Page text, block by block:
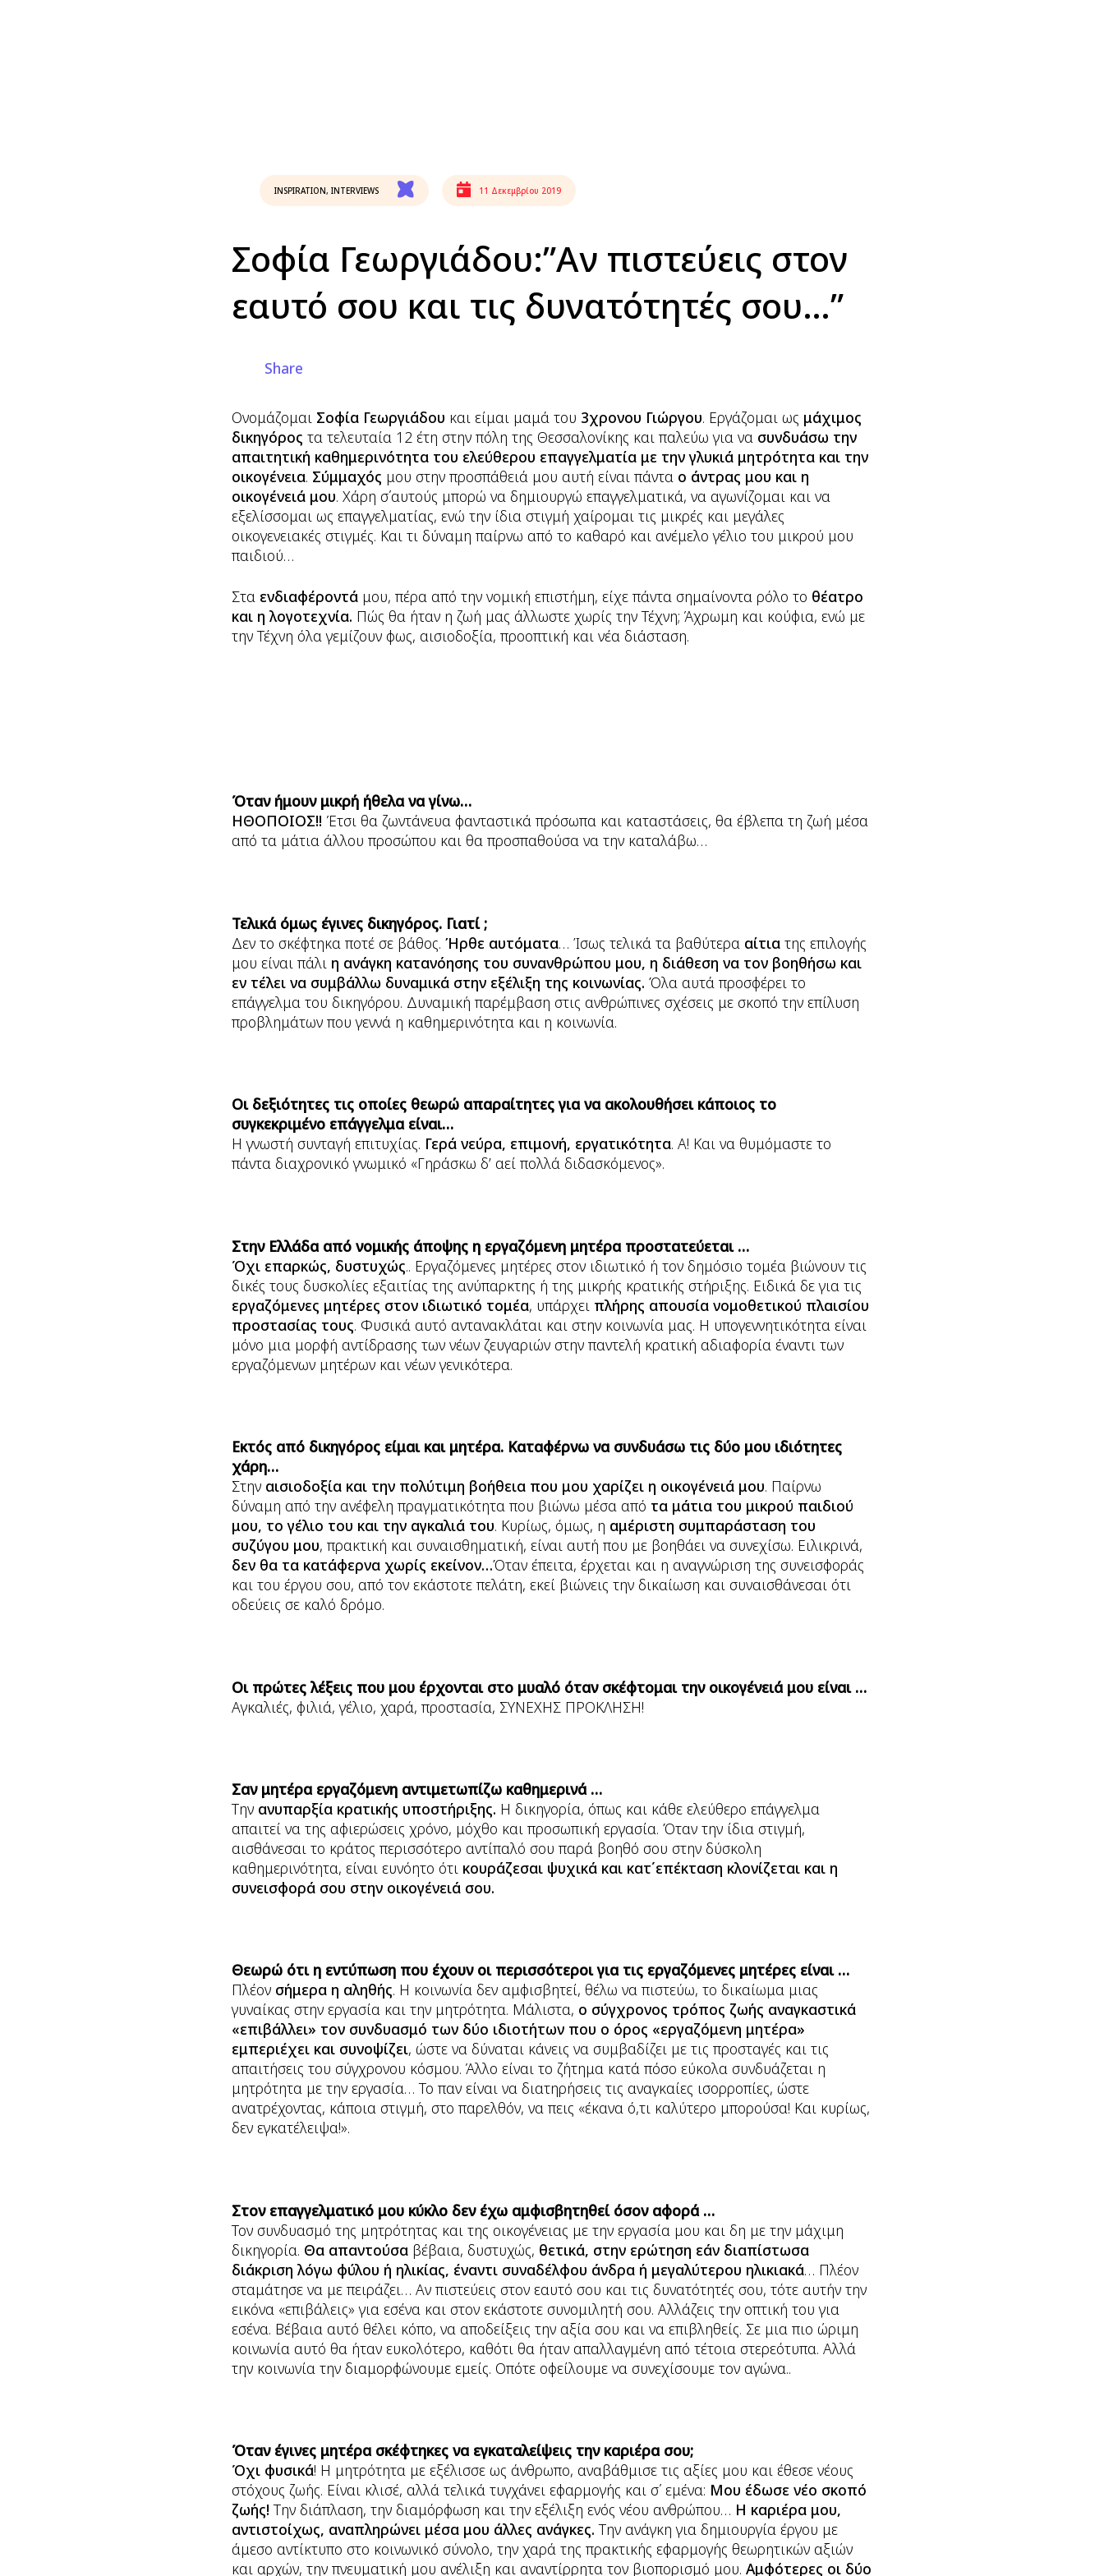
INSPIRATION, INTERVIEWS 11 Δεκεμβρίου 2019
Σοφία Γεωργιάδου:”Αν πιστεύεις στον
εαυτό σου και τις δυνατότητές σου…”
Share
Ονομάζομαι Σοφία Γεωργιάδου και είμαι μαμά του 3χρονου Γιώργου. Εργάζομαι ως μάχιμος
δικηγόρος τα τελευταία 12 έτη στην πόλη της Θεσσαλονίκης και παλεύω για να συνδυάσω την
απαιτητική καθημερινότητα του ελεύθερου επαγγελματία με την γλυκιά μητρότητα και την
οικογένεια. Σύμμαχός μου στην προσπάθειά μου αυτή είναι πάντα ο άντρας μου και η
οικογένειά μου. Χάρη σ΄αυτούς μπορώ να δημιουργώ επαγγελματικά, να αγωνίζομαι και να
εξελίσσομαι ως επαγγελματίας, ενώ την ίδια στιγμή χαίρομαι τις μικρές και μεγάλες
οικογενειακές στιγμές. Και τι δύναμη παίρνω από το καθαρό και ανέμελο γέλιο του μικρού μου
παιδιού…
Στα ενδιαφέροντά μου, πέρα από την νομική επιστήμη, είχε πάντα σημαίνοντα ρόλο το θέατρο
και η λογοτεχνία. Πώς θα ήταν η ζωή μας άλλωστε χωρίς την Τέχνη; Άχρωμη και κούφια, ενώ με
την Τέχνη όλα γεμίζουν φως, αισιοδοξία, προοπτική και νέα διάσταση.
Όταν ήμουν μικρή ήθελα να γίνω…
ΗΘΟΠΟΙΟΣ!! Έτσι θα ζωντάνευα φανταστικά πρόσωπα και καταστάσεις, θα έβλεπα τη ζωή μέσα
από τα μάτια άλλου προσώπου και θα προσπαθούσα να την καταλάβω…
Τελικά όμως έγινες δικηγόρος. Γιατί ;
Δεν το σκέφτηκα ποτέ σε βάθος.Ήρθε αυτόματα… Ίσως τελικά τα βαθύτερα αίτια της επιλογής
μου είναι πάλι η ανάγκη κατανόησης του συνανθρώπου μου, η διάθεση να τον βοηθήσω και
εν τέλει να συμβάλλω δυναμικά στην εξέλιξη της κοινωνίας. Όλα αυτά προσφέρει το
επάγγελμα του δικηγόρου. Δυναμική παρέμβαση στις ανθρώπινες σχέσεις με σκοπό την επίλυση
προβλημάτων που γεννά η καθημερινότητα και η κοινωνία.
Οι δεξιότητες τις οποίες θεωρώ απαραίτητες για να ακολουθήσει κάποιος το
συγκεκριμένο επάγγελμα είναι…
Η γνωστή συνταγή επιτυχίας. Γερά νεύρα, επιμονή, εργατικότητα. Α! Και να θυμόμαστε το
πάντα διαχρονικό γνωμικό «Γηράσκω δ’ αεί πολλά διδασκόμενος».
Στην Ελλάδα από νομικής άποψης η εργαζόμενη μητέρα προστατεύεται …
Όχι επαρκώς, δυστυχώς.. Εργαζόμενες μητέρες στον ιδιωτικό ή τον δημόσιο τομέα βιώνουν τις
δικές τους δυσκολίες εξαιτίας της ανύπαρκτης ή της μικρής κρατικής στήριξης. Ειδικά δε για τις
εργαζόμενες μητέρες στον ιδιωτικό τομέα, υπάρχει πλήρης απουσία νομοθετικού πλαισίου
προστασίας τους. Φυσικά αυτό αντανακλάται και στην κοινωνία μας. Η υπογεννητικότητα είναι
μόνο μια μορφή αντίδρασης των νέων ζευγαριών στην παντελή κρατική αδιαφορία έναντι των
εργαζόμενων μητέρων και νέων γενικότερα.
Εκτός από δικηγόρος είμαι και μητέρα. Καταφέρνω να συνδυάσω τις δύο μου ιδιότητες
χάρη…
Στην αισιοδοξία και την πολύτιμη βοήθεια που μου χαρίζει η οικογένειά μου. Παίρνω
δύναμη από την ανέφελη πραγματικότητα που βιώνω μέσα από τα μάτια του μικρού παιδιού
μου, το γέλιο του και την αγκαλιά του. Κυρίως, όμως, η αμέριστη συμπαράσταση του
συζύγου μου, πρακτική και συναισθηματική, είναι αυτή που με βοηθάει να συνεχίσω. Ειλικρινά,
δεν θα τα κατάφερνα χωρίς εκείνον…Όταν έπειτα, έρχεται και η αναγνώριση της συνεισφοράς
και του έργου σου, από τον εκάστοτε πελάτη, εκεί βιώνεις την δικαίωση και συναισθάνεσαι ότι
οδεύεις σε καλό δρόμο.
Οι πρώτες λέξεις που μου έρχονται στο μυαλό όταν σκέφτομαι την οικογένειά μου είναι …
Αγκαλιές, φιλιά, γέλιο, χαρά, προστασία, ΣΥΝΕΧΗΣ ΠΡΟΚΛΗΣΗ!
Σαν μητέρα εργαζόμενη αντιμετωπίζω καθημερινά …
Την ανυπαρξία κρατικής υποστήριξης. Η δικηγορία, όπως και κάθε ελεύθερο επάγγελμα
απαιτεί να της αφιερώσεις χρόνο, μόχθο και προσωπική εργασία. Όταν την ίδια στιγμή,
αισθάνεσαι το κράτος περισσότερο αντίπαλό σου παρά βοηθό σου στην δύσκολη
καθημερινότητα, είναι ευνόητο ότι κουράζεσαι ψυχικά και κατ΄επέκταση κλονίζεται και η
συνεισφορά σου στην οικογένειά σου.
Θεωρώ ότι η εντύπωση που έχουν οι περισσότεροι για τις εργαζόμενες μητέρες είναι …
Πλέον σήμερα η αληθής. Η κοινωνία δεν αμφισβητεί, θέλω να πιστεύω, το δικαίωμα μιας
γυναίκας στην εργασία και την μητρότητα. Μάλιστα, ο σύγχρονος τρόπος ζωής αναγκαστικά
«επιβάλλει» τον συνδυασμό των δύο ιδιοτήτων που ο όρος «εργαζόμενη μητέρα»
εμπεριέχει και συνοψίζει, ώστε να δύναται κάνεις να συμβαδίζει με τις προσταγές και τις
απαιτήσεις του σύγχρονου κόσμου. Άλλο είναι το ζήτημα κατά πόσο εύκολα συνδυάζεται η
μητρότητα με την εργασία… Το παν είναι να διατηρήσεις τις αναγκαίες ισορροπίες, ώστε
ανατρέχοντας, κάποια στιγμή, στο παρελθόν, να πεις «έκανα ό,τι καλύτερο μπορούσα! Και κυρίως,
δεν εγκατέλειψα!».
Στον επαγγελματικό μου κύκλο δεν έχω αμφισβητηθεί όσον αφορά …
Τον συνδυασμό της μητρότητας και της οικογένειας με την εργασία μου και δη με την μάχιμη
δικηγορία. Θα απαντούσα βέβαια, δυστυχώς, θετικά, στην ερώτηση εάν διαπίστωσα
διάκριση λόγω φύλου ή ηλικίας, έναντι συναδέλφου άνδρα ή μεγαλύτερου ηλικιακά… Πλέον
σταμάτησε να με πειράζει… Αν πιστεύεις στον εαυτό σου και τις δυνατότητές σου, τότε αυτήν την
εικόνα «επιβάλεις» για εσένα και στον εκάστοτε συνομιλητή σου. Αλλάζεις την οπτική του για
εσένα. Βέβαια αυτό θέλει κόπο, να αποδείξεις την αξία σου και να επιβληθείς. Σε μια πιο ώριμη
κοινωνία αυτό θα ήταν ευκολότερο, καθότι θα ήταν απαλλαγμένη από τέτοια στερεότυπα. Αλλά
την κοινωνία την διαμορφώνουμε εμείς. Οπότε οφείλουμε να συνεχίσουμε τον αγώνα..
Όταν έγινες μητέρα σκέφτηκες να εγκαταλείψεις την καριέρα σου;
Όχι φυσικά! Η μητρότητα με εξέλισσε ως άνθρωπο, αναβάθμισε τις αξίες μου και έθεσε νέους
στόχους ζωής. Είναι κλισέ, αλλά τελικά τυγχάνει εφαρμογής και σ΄ εμένα: Μου έδωσε νέο σκοπό
ζωής! Την διάπλαση, την διαμόρφωση και την εξέλιξη ενός νέου ανθρώπου… Η καριέρα μου,
αντιστοίχως, αναπληρώνει μέσα μου άλλες ανάγκες. Την ανάγκη για δημιουργία έργου με
άμεσο αντίκτυπο στο κοινωνικό σύνολο, την χαρά της πρακτικής εφαρμογής θεωρητικών αξιών
και αρχών, την πνευματική μου ανέλιξη και αναντίρρητα τον βιοπορισμό μου.Αμφότερες οι δύο